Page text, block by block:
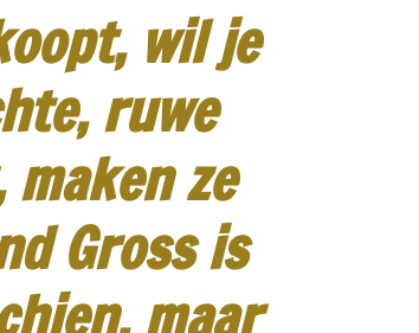
wil je
ruwe
ze
Gross is
maar